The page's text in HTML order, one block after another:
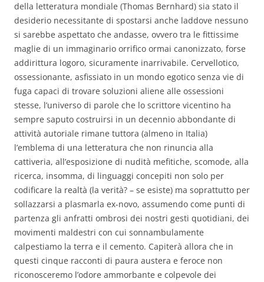
della letteratura mondiale (Thomas Bernhard) sia stato il
desiderio necessitante di spostarsi anche laddove nessuno
si sarebbe aspettato che andasse, ovvero tra le fittissime
maglie di un immaginario orrifico ormai canonizzato, forse
addirittura logoro, sicuramente inarrivabile. Cervellotico,
ossessionante, asfissiato in un mondo egotico senza vie di
fuga capaci di trovare soluzioni aliene alle ossessioni
stesse, l’universo di parole che lo scrittore vicentino ha
sempre saputo costruirsi in un decennio abbondante di
attività autoriale rimane tuttora (almeno in Italia)
l’emblema di una letteratura che non rinuncia alla
cattiveria, all’esposizione di nudità mefitiche, scomode, alla
ricerca, insomma, di linguaggi concepiti non solo per
codificare la realtà (la verità? – se esiste) ma soprattutto per
sollazzarsi a plasmarla ex-novo, assumendo come punti di
partenza gli anfratti ombrosi dei nostri gesti quotidiani, dei
movimenti maldestri con cui sonnambulamente
calpestiamo la terra e il cemento. Capiterà allora che in
questi cinque racconti di paura austera e feroce non
riconosceremo l’odore ammorbante e colpevole dei